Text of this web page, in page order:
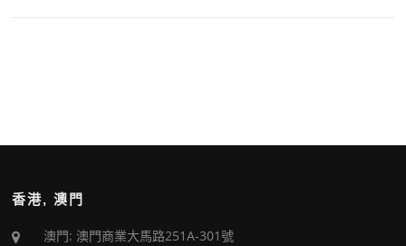
香港, 澳門
澳門: 澳門商業大馬路251A-301號